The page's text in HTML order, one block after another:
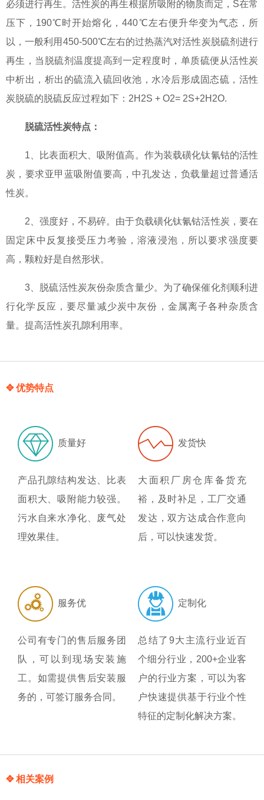
必须进行再生。活性炭的再生根据所吸附的物质而定，S在常
压下，190℃时开始熔化，440℃左右便升华变为气态，所
以，一般利用450-500℃左右的过热蒸汽对活性炭脱硫剂进行
再生，当脱硫剂温度提高到一定程度时，单质硫便从活性炭
中析出，析出的硫流入硫回收池，水冷后形成固态硫，活性
炭脱硫的脱硫反应过程如下：2H2S + O2= 2S+2H2O.
脱硫活性炭特点：
1、比表面积大、吸附值高。作为装载磺化钛氰钴的活性
炭，要求亚甲蓝吸附值要高，中孔发达，负载量超过普通活
性炭。
2、强度好，不易碎。由于负载磺化钛氰钴活性炭，要在
固定床中反复接受压力考验，溶液浸泡，所以要求强度要
高，颗粒好是自然形状。
3、脱硫活性炭灰份杂质含量少。为了确保催化剂顺利进
行化学反应，要尽量减少炭中灰份，金属离子各种杂质含
量。提高活性炭孔隙利用率。
✥ 优势特点
质量好
产品孔隙结构发达、比表
面积大、吸附能力较强。
污水自来水净化、废气处
理效果佳。
发货快
大面积厂房仓库备货充
裕，及时补足，工厂交通
发达，双方达成合作意向
后，可以快速发货。
服务优
公司有专门的售后服务团
队，可以到现场安装施
工。如需提供售后安装服
务的，可签订服务合同。
定制化
总结了9大主流行业近百
个细分行业，200+企业客
户的行业方案，可以为客
户快速提供基于行业个性
特征的定制化解决方案。
✥ 相关案例